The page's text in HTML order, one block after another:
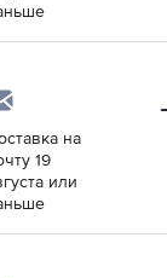
на
19
или